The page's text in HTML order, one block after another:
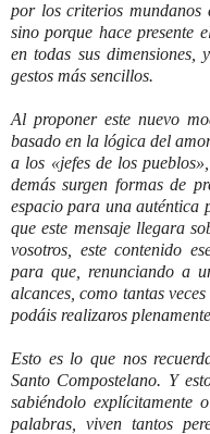
por los criterios mundanos
sino porque hace presente
en todas sus
gestos más sencillos.
Al proponer este nuevo
basado en la lógica del
a los «jefes de los
demás surgen formas de
espacio para una auténtica
que este mensaje llegara
vosotros, este contenido
para que, renunciando a
alcances, como tantas
podáis realizaros
Esto es lo que nos
Santo Compostelano. Y
sabiéndolo explícitamente
palabras, viven tantos